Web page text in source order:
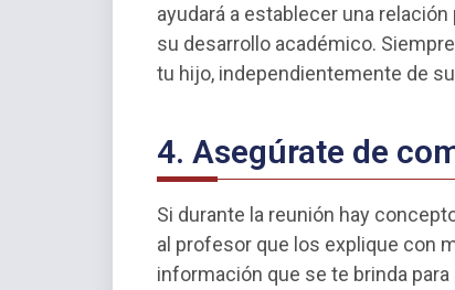
ayudará a establecer una
su desarrollo académico.
tu hijo, independientemente de
4. Asegúrate de
Si durante la reunión hay
al profesor que los explique con
información que se te brinda